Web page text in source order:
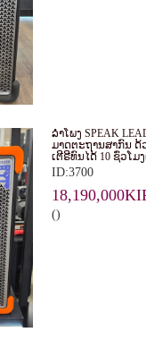
ລໍາໂພງ SPEAK
ມາດຕະຖານສາກົນ ດ້
ເຕີຣີທົນໄດ້ 10 ຊົ່ວໂມ
ID:3700
()